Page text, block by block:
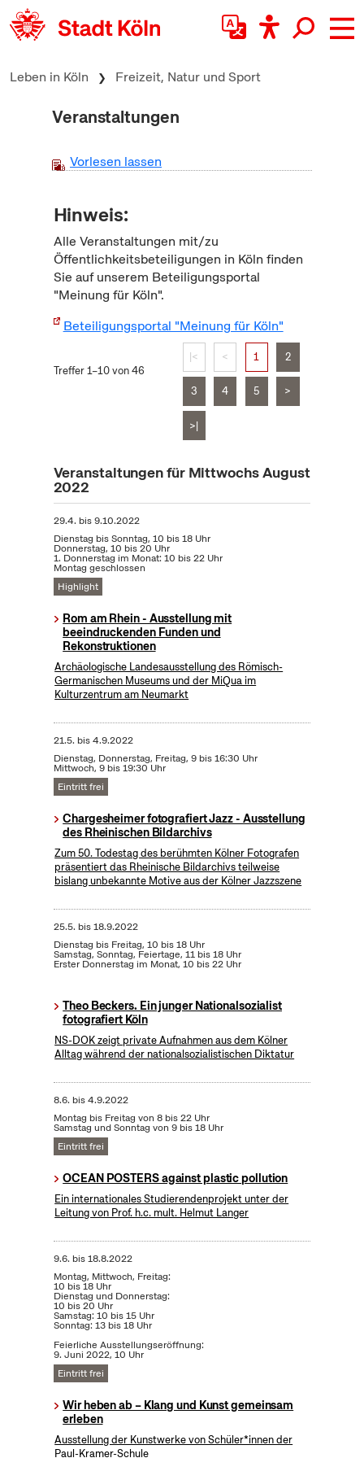
zum Inhalt springen
Leben in Köln Freizeit, Natur und Sport
Veranstaltungen
Vorlesen lassen
Hinweis:
Alle Veranstaltungen mit/zu
Öffentlichkeitsbeteiligungen in Köln finden
Sie auf unserem Beteiligungsportal
"Meinung für Köln".
Beteiligungsportal "Meinung für Köln"
Treffer 1–10 von 46
|< < 1 2
3 4 5 >
>|
Veranstaltungen für Mittwochs August
2022
29.4. bis9.10.2022
Dienstag bis Sonntag, 10 bis 18 Uhr
Donnerstag, 10 bis 20 Uhr
1. Donnerstag im Monat: 10 bis 22 Uhr
Montag geschlossen
Highlight
Rom am Rhein - Ausstellung mit
beeindruckenden Funden und
Rekonstruktionen
Archäologische Landesausstellung des Römisch-
Germanischen Museums und der MiQua im
Kulturzentrum am Neumarkt
21.5. bis4.9.2022
Dienstag, Donnerstag, Freitag, 9 bis 16:30 Uhr
Mittwoch, 9 bis 19:30 Uhr
Eintritt frei
Chargesheimer fotografiert Jazz - Ausstellung
des Rheinischen Bildarchivs
Zum 50. Todestag des berühmten Kölner Fotografen
präsentiert das Rheinische Bildarchivs teilweise
bislang unbekannte Motive aus der Kölner Jazzszene
25.5. bis18.9.2022
Dienstag bis Freitag, 10 bis 18 Uhr
Samstag, Sonntag, Feiertage, 11 bis 18 Uhr
Erster Donnerstag im Monat, 10 bis 22 Uhr
Theo Beckers. Ein junger Nationalsozialist
fotografiert Köln
NS-DOK zeigt private Aufnahmen aus dem Kölner
Alltag während der nationalsozialistischen Diktatur
8.6. bis4.9.2022
Montag bis Freitag von 8 bis 22 Uhr
Samstag und Sonntag von 9 bis 18 Uhr
Eintritt frei
OCEAN POSTERS against plastic pollution
Ein internationales Studierendenprojekt unter der
Leitung von Prof. h.c. mult. Helmut Langer
9.6. bis18.8.2022
Montag, Mittwoch, Freitag:
10 bis 18 Uhr
Dienstag und Donnerstag:
10 bis 20 Uhr
Samstag: 10 bis 15 Uhr
Sonntag: 13 bis 18 Uhr
Feierliche Ausstellungseröffnung:
9. Juni 2022, 10 Uhr
Eintritt frei
Wir heben ab – Klang und Kunst gemeinsam
erleben
Ausstellung der Kunstwerke von Schüler*innen der
Paul-Kramer-Schule